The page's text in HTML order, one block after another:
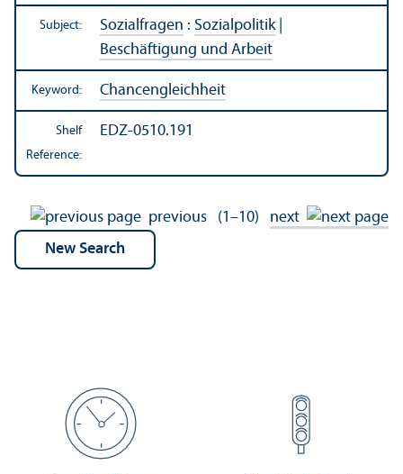
Subject: Sozialfragen : Sozialpolitik|
Beschäftigung und Arbeit
Keyword: Chancengleichheit
Shelf
Reference:
EDZ-0510.191
previous (1–10) next